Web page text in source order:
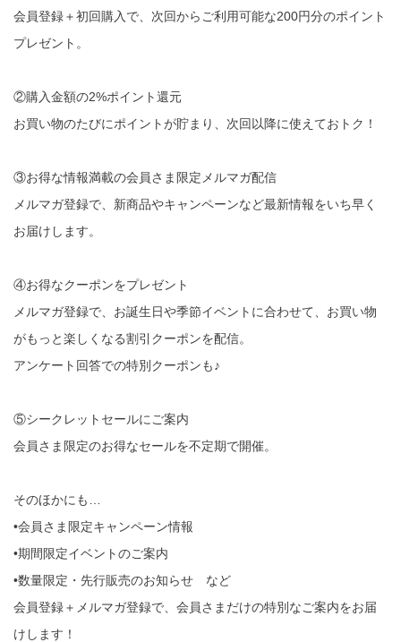
会員登録＋初回購入で、次回からご利用可能な200円分のポイント
プレゼント。
②購入金額の2%ポイント還元
お買い物のたびにポイントが貯まり、次回以降に使えておトク！
③お得な情報満載の会員さま限定メルマガ配信
メルマガ登録で、新商品やキャンペーンなど最新情報をいち早く
お届けします。
④お得なクーポンをプレゼント
メルマガ登録で、お誕生日や季節イベントに合わせて、お買い物
がもっと楽しくなる割引クーポンを配信。
アンケート回答での特別クーポンも♪
⑤シークレットセールにご案内
会員さま限定のお得なセールを不定期で開催。
そのほかにも…
•会員さま限定キャンペーン情報
•期間限定イベントのご案内
•数量限定・先行販売のお知らせ など
会員登録＋メルマガ登録で、会員さまだけの特別なご案内をお届
けします！